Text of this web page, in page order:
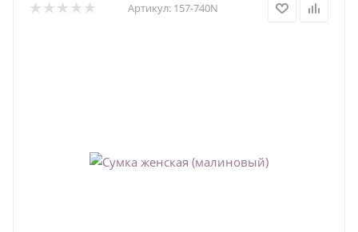
Артикул: 157-740N